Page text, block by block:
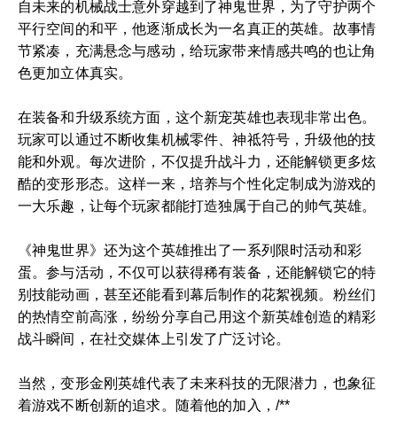
自未来的机械战士意外穿越到了神鬼世界，为了守护两个
平行空间的和平，他逐渐成长为一名真正的英雄。故事情
节紧凑，充满悬念与感动，给玩家带来情感共鸣的也让角
色更加立体真实。
在装备和升级系统方面，这个新宠英雄也表现非常出色。
玩家可以通过不断收集机械零件、神祗符号，升级他的技
能和外观。每次进阶，不仅提升战斗力，还能解锁更多炫
酷的变形形态。这样一来，培养与个性化定制成为游戏的
一大乐趣，让每个玩家都能打造独属于自己的帅气英雄。
《神鬼世界》还为这个英雄推出了一系列限时活动和彩
蛋。参与活动，不仅可以获得稀有装备，还能解锁它的特
别技能动画，甚至还能看到幕后制作的花絮视频。粉丝们
的热情空前高涨，纷纷分享自己用这个新英雄创造的精彩
战斗瞬间，在社交媒体上引发了广泛讨论。
当然，变形金刚英雄代表了未来科技的无限潜力，也象征
着游戏不断创新的追求。随着他的加入，/**